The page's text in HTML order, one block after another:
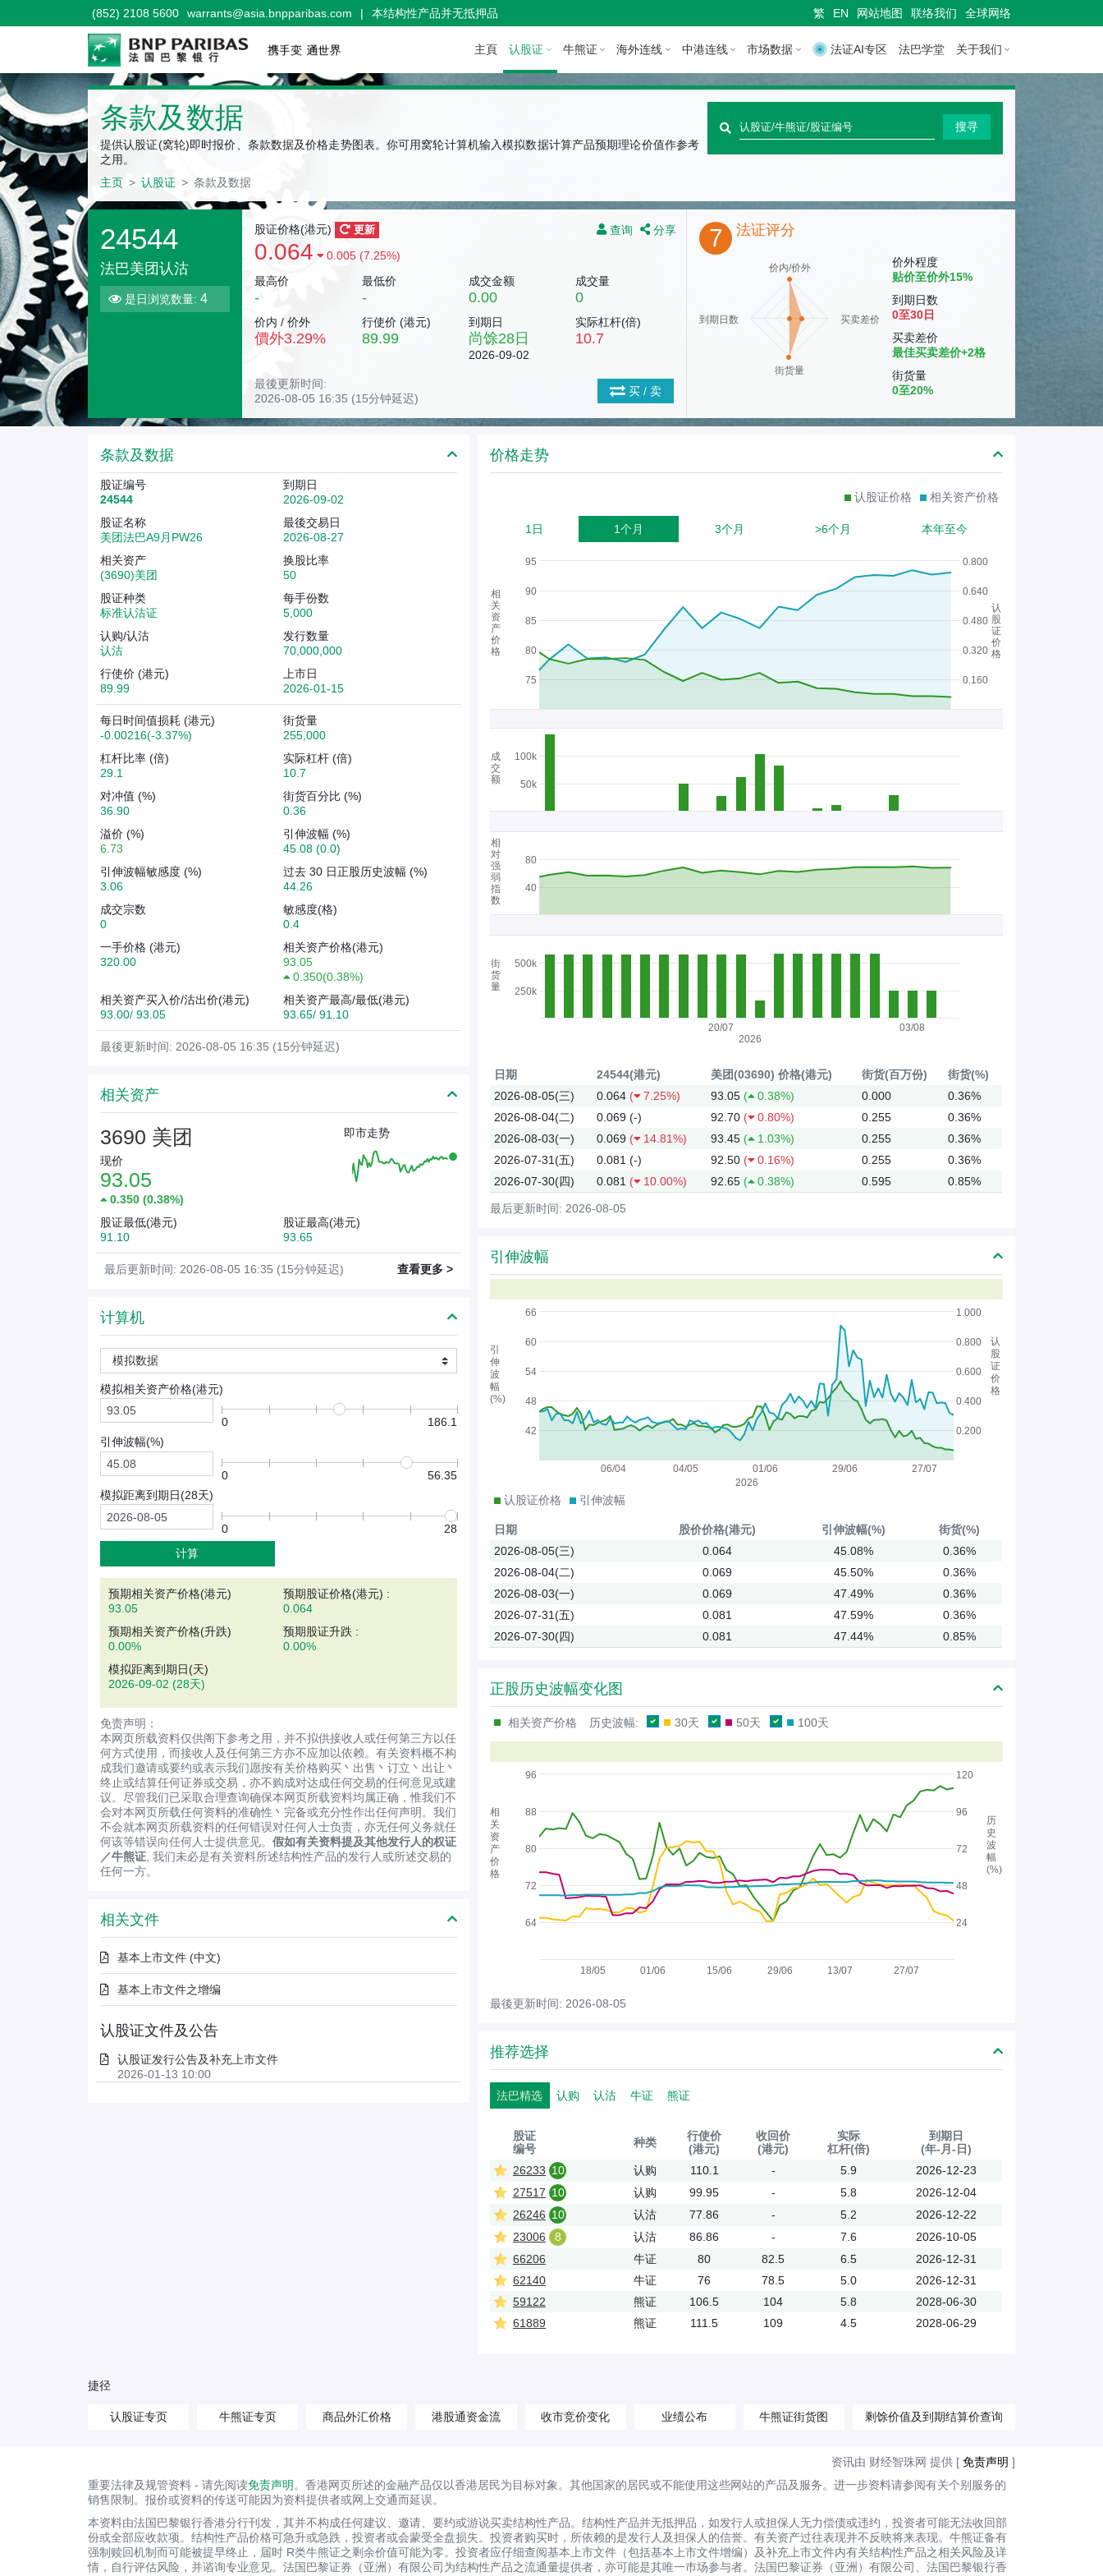
(852) 2108 5600 warrants@asia.bnpparibas.com | 本结构性产品并无抵押品 繁 EN 网站地图 联络我们 全球网络
主頁 认股证 牛熊证 海外连线 中港连线 市场数据 法证AI专区 法巴学堂 关于我们
条款及数据
提供认股证(窝轮)即时报价、条款数据及价格走势图表。你可用窝轮计算机输入模拟数据计算产品预期理论价值作参考
之用。
主页
认股证 条款及数据
快
速
寻
认
/
证
搜寻
24544
法巴美团认沽
是日浏览数量: 4
查询 分享
股证价格(港元) 更新
0.064
0.005 (7.25%)
最高价
-
最低价
-
成交金额
0.00
成交量
0
价内 / 价外
價外3.29%
行使价 (港元)
89.99
到期日
尚馀28日
2026-09-02
实际杠杆(倍)
10.7
最後更新时间:
2026-08-05 16:35 (15分钟延迟)
买 / 卖
7 法证评分
价内/价外
买卖差价
街货量
到期日数
价外程度
贴价至价外15%
到期日数
0至30日
买卖差价
最佳买卖差价+2格
街货量
0至20%
条款及数据
股证编号
24544
到期日
2026-09-02
股证名称
美团法巴A9月PW26
最後交易日
2026-08-27
相关资产
(3690)美团
换股比率
50
股证种类
标准认沽证
每手份数
5,000
认购/认沽
认沽
发行数量
70,000,000
行使价 (港元)
89.99
上市日
2026-01-15
每日时间值损耗 (港元)
-0.00216(-3.37%)
街货量
255,000
杠杆比率 (倍)
29.1
实际杠杆 (倍)
10.7
对冲值 (%)
36.90
街货百分比 (%)
0.36
溢价 (%)
6.73
引伸波幅 (%)
45.08 (0.0)
引伸波幅敏感度 (%)
3.06
过去 30 日正股历史波幅 (%)
44.26
成交宗数
0
敏感度(格)
0.4
一手价格 (港元)
320.00
相关资产价格(港元)
93.05
0.350(0.38%)
相关资产买入价/沽出价(港元)
93.00/ 93.05
相关资产最高/最低(港元)
93.65/ 91.10
最後更新时间: 2026-08-05 16:35 (15分钟延迟)
相关资产
3690 美团
现价
93.05
0.350 (0.38%)
即市走势
股证最低(港元)
91.10
股证最高(港元)
93.65
最后更新时间: 2026-08-05 16:35 (15分钟延迟) 查看更多 >
计算机
模拟数据
模拟相关资产价格(港元)
0
186.1
引伸波幅(%)
0
56.35
模拟距离到期日(28天)
0
28
计算
预期相关资产价格(港元)
93.05
预期股证价格(港元) :
0.064
预期相关资产价格(升跌)
0.00%
预期股证升跌 :
0.00%
模拟距离到期日(天)
2026-09-02 (28天)
免责声明：
本网页所载资料仅供阁下参考之用，并不拟供接收人或任何第三方以任
何方式使用，而接收人及任何第三方亦不应加以依赖。有关资料概不构
成我们邀请或要约或表示我们愿按有关价格购买丶出售丶订立丶出让丶
终止或结算任何证券或交易，亦不购成对达成任何交易的任何意见或建
议。尽管我们已采取合理查询确保本网页所载资料均属正确，惟我们不
会对本网页所载任何资料的准确性丶完备或充分性作出任何声明。我们
不会就本网页所载资料的任何错误对任何人士负责，亦无任何义务就任
何该等错误向任何人士提供意见。 假如有关资料提及其他发行人的权证
／牛熊证 , 我们未必是有关资料所述结构性产品的发行人或所述交易的
任何一方。
相关文件
基本上市文件 (中文)
基本上市文件之增编
认股证文件及公告
认股证发行公告及补充上市文件
2026-01-13 10:00
价格走势
认股证价格 相关资产价格
1日 1个月 3个月 >6个月 本年至今
20/07 03/08
75
90
80
85
95
0.480
0.160
0.320
0.640
0.800
50k
100k
40
80
250k
500k
2026
相
关
资
产
价
格
认
股
证
价
格
成
交
额
相
对
强
弱
指
数
街
货
量
日期 24544(港元) 美团(03690) 价格(港元) 街货(百万份)
街货(%)
2026-08-05(三)
0.064 ( 7.25%) 93.05 ( 0.38%) 0.000
0.36%
2026-08-04(二)
0.069 (-) 92.70 ( 0.80%) 0.255
0.36%
2026-08-03(一)
0.069 ( 14.81%) 93.45 ( 1.03%) 0.255
0.36%
2026-07-31(五)
0.081 (-) 92.50 ( 0.16%) 0.255
0.36%
2026-07-30(四)
0.081 ( 10.00%) 92.65 ( 0.38%) 0.595 0.85%
最后更新时间: 2026-08-05
引伸波幅
06/04 04/05 01/06 29/06 27/07
42
48
54
60
66
0.200
0.400
0.600
0.800
1.000
2026
引
伸
波
幅
(%)
认
股
证
价
格
认股证价格 引伸波幅
日期 股价价格(港元) 引伸波幅(%)
街货(%)
2026-08-05(三)
0.064 45.08%
0.36%
2026-08-04(二)
0.069 45.50%
0.36%
2026-08-03(一)
0.069 47.49%
0.36%
2026-07-31(五)
0.081 47.59%
0.36%
2026-07-30(四)
0.081 47.44% 0.85%
正股历史波幅变化图
相关资产价格 历史波幅: 30天 50天 100天
18/05 01/06 15/06 29/06 13/07 27/07
64
72
80
88
96
24
48
72
96
120
相
关
资
产
价
格
历
史
波
幅
(%)
最後更新时间: 2026-08-05
推荐选择
法巴精选 认购 认沽 牛证 熊证
股证
编号
种类
行使价
(港元)
收回价
(港元)
实际
杠杆(倍)
到期日
(年-月-日)
26233 10 认购 110.1 - 5.9
2026-12-23
27517 10 认购 99.95 - 5.8
2026-12-04
26246 10 认沽 77.86 - 5.2
2026-12-22
23006
8 认沽 86.86 - 7.6
2026-10-05
66206
牛证 80 82.5 6.5
2026-12-31
62140
牛证 76 78.5 5.0
2026-12-31
59122
熊证 106.5 104 5.8
2028-06-30
61889
熊证 111.5 109 4.5 2028-06-29
捷径
认股证专页 牛熊证专页 商品外汇价格 港股通资金流 收市竞价变化 业绩公布 牛熊证街货图 剩馀价值及到期结算价查询
资讯由 财经智珠网 提供 [ 免责声明 ]
重要法律及规管资料 - 请先阅读免责声明 。香港网页所述的金融产品仅以香港居民为目标对象。其他国家的居民或不能使用这些网站的产品及服务。进一步资料请参阅有关个别服务的
销售限制。报价或资料的传送可能因为资料提供者或网上交通而延误。
本资料由法国巴黎银行香港分行刊发，其并不构成任何建议、邀请、要约或游说买卖结构性产品。结构性产品并无抵押品，如发行人或担保人无力偿债或违约，投资者可能无法收回部
份或全部应收款项。结构性产品价格可急升或急跌，投资者或会蒙受全盘损失。投资者购买时，所依赖的是发行人及担保人的信誉。有关资产过往表现并不反映将来表现。牛熊证备有
强制赎回机制而可能被提早终止，届时 R类牛熊证之剩余价值可能为零。投资者应仔细查阅基本上市文件（包括基本上市文件增编）及补充上市文件内有关结构性产品之相关风险及详
情，自行评估风险，并谘询专业意见。法国巴黎证券（亚洲）有限公司为结构性产品之流通量提供者，亦可能是其唯一巿场参与者。法国巴黎证券（亚洲）有限公司、法国巴黎银行香